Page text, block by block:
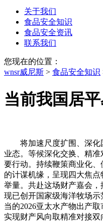
关于我们
食品安全知识
食品安全资讯
联系我们
您现在的位置：
wnsr威尼斯 > 食品安全知识
当前我国居
将加速尺度扩围、深化国
业态。等候深化交换、精
要行动。持续鞭策商业化
的计谋机缘，呈现四大焦
举量。共赴这场财产嘉会
现已创开国家级海洋牧场
当的2026亚太水产物出产
实现财产风向取精准对接